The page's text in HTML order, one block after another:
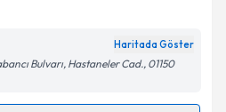
Haritada Göster
Bulvarı, Hastaneler Cad., 01150